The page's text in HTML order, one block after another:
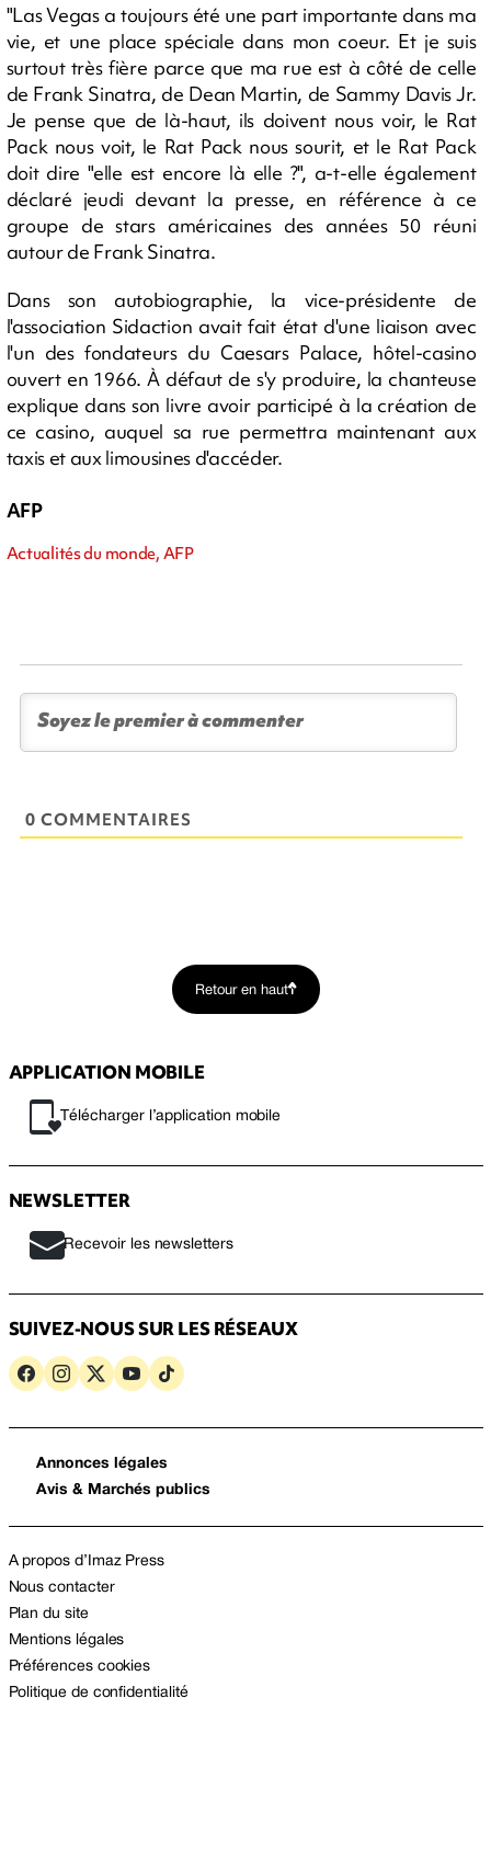
"Las Vegas a toujours été une part importante dans ma
vie, et une place spéciale dans mon coeur. Et je suis
surtout très fière parce que ma rue est à côté de celle
de Frank Sinatra, de Dean Martin, de Sammy Davis Jr.
Je pense que de là-haut, ils doivent nous voir, le Rat
Pack nous voit, le Rat Pack nous sourit, et le Rat Pack
doit dire "elle est encore là elle ?", a-t-elle également
déclaré jeudi devant la presse, en référence à ce
groupe de stars américaines des années 50 réuni
autour de Frank Sinatra.
Dans son autobiographie, la vice-présidente de
l'association Sidaction avait fait état d'une liaison avec
l'un des fondateurs du Caesars Palace, hôtel-casino
ouvert en 1966. À défaut de s'y produire, la chanteuse
explique dans son livre avoir participé à la création de
ce casino, auquel sa rue permettra maintenant aux
taxis et aux limousines d'accéder.
AFP
Actualités du monde, AFP
0 COMMENTAIRES
Retour en haut
APPLICATION MOBILE
Télécharger l’application mobile
NEWSLETTER
Recevoir les newsletters
SUIVEZ-NOUS SUR LES RÉSEAUX
Annonces légales
Avis & Marchés publics
A propos d’Imaz Press
Nous contacter
Plan du site
Mentions légales
Préférences cookies
Politique de confidentialité